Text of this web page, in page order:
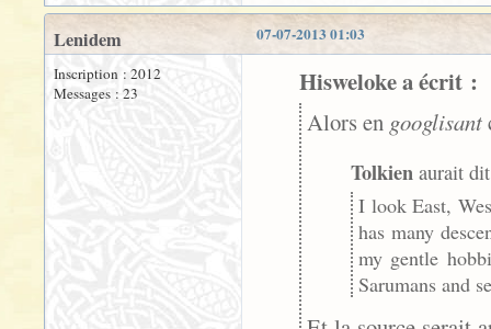
07-07-2013 01:03
Lenidem
Inscription : 2012
Messages : 23
Hisweloke a écrit :
Alors en googlisant
Tolkien aurait
I look East,
has many
my gentle
Sarumans and